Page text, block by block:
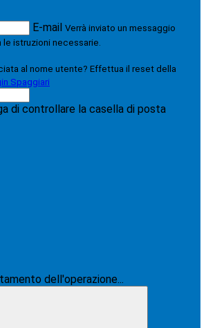
E-mail Verrà inviato un messaggio
istruzioni necessarie.
al nome utente? Effettua il reset della
Spaggiari
di controllare la casella di posta
dell'operazione...